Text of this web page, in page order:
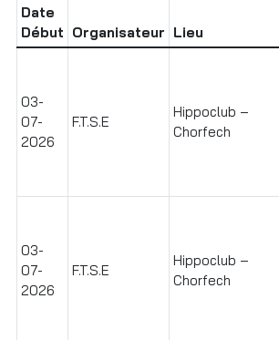
Date
Début Organisateur Lieu
03-
07-
2026
F.T.S.E
Hippoclub –
Chorfech
03-
07-
2026
F.T.S.E
Hippoclub –
Chorfech